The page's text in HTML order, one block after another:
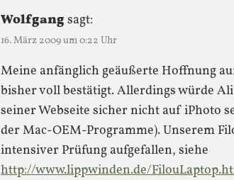
Wolfgangsagt:
16. März 2009 um 0:22 Uhr
Meine anfänglich geäußerte Hoffnung
bisher voll bestätigt. Allerdings würde
seiner Webseite sicher nicht auf iPhoto
der Mac-OEM-Programme). Unserem
intensiver Prüfung aufgefallen, siehe
http://www.lippwinden.de/